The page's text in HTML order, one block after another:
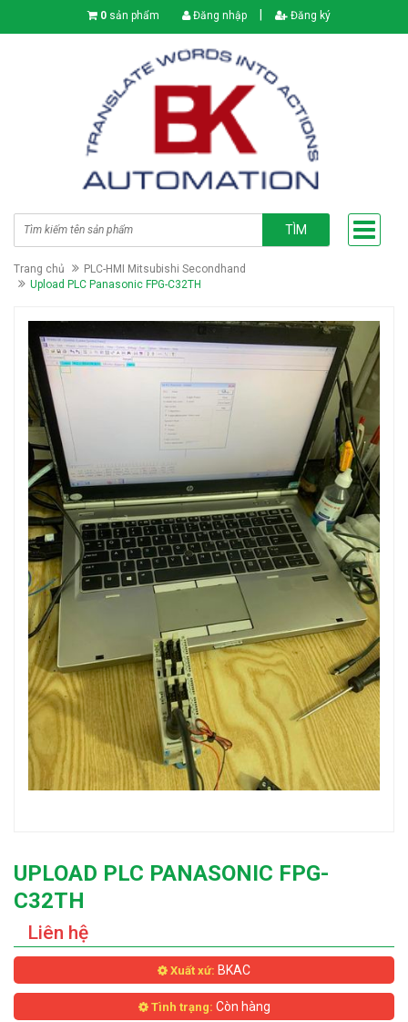
0 sản phẩm Đăng nhập Đăng ký
TÌM
Trang chủ
PLC-HMI Mitsubishi Secondhand
Upload PLC Panasonic FPG-C32TH
UPLOAD PLC PANASONIC FPG-
C32TH
Liên hệ
Xuất xứ: BKAC
Tình trạng: Còn hàng